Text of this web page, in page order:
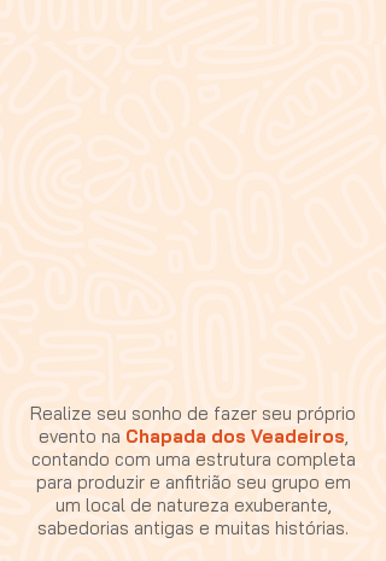
Realize seu sonho de fazer seu próprio
evento na Chapada dos Veadeiros,
contando com uma estrutura completa
para produzir e anfitrião seu grupo em
um local de natureza exuberante,
sabedorias antigas e muitas histórias.